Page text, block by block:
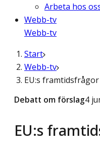
Arbeta hos
Webb-tv
Webb-tv
Start
Webb-tv
EU:s
EU:s
Debatt om förslag4